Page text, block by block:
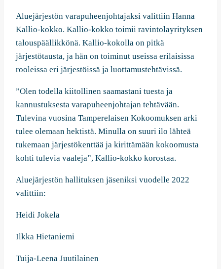
Aluejärjestön varapuheenjohtajaksi valittiin Hanna
Kallio-kokko. Kallio-kokko toimii ravintolayrityksen
talouspäällikkönä. Kallio-kokolla on pitkä
järjestötausta, ja hän on toiminut useissa erilaisissa
rooleissa eri järjestöissä ja luottamustehtävissä.
”Olen todella kiitollinen saamastani tuesta ja
kannustuksesta varapuheenjohtajan tehtävään.
Tulevina vuosina Tamperelaisen Kokoomuksen arki
tulee olemaan hektistä. Minulla on suuri ilo lähteä
tukemaan järjestökenttää ja kirittämään kokoomusta
kohti tulevia vaaleja”, Kallio-kokko korostaa.
Aluejärjestön hallituksen jäseniksi vuodelle 2022
valittiin:
Heidi Jokela
Ilkka Hietaniemi
Tuija-Leena Juutilainen